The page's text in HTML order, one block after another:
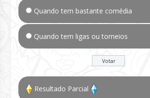
Quando tem bastante comédia
Quando tem ligas ou torneios
Resultado Parcial